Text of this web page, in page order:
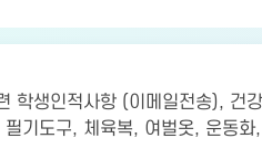
학생인적사항 (이메일전송), 건
기도구, 체육복, 여벌옷, 운동